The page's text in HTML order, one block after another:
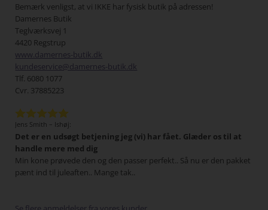
Bemærk venligst, at vi IKKE har fysisk butik på adressen!
Damernes Butik
Teglværksvej 1
4420 Regstrup
www.damernes-butik.dk
kundeservice@damernes-butik.dk
Tlf. 6080 1077
Cvr. 37885223
Jens Smith – Ishøj:
Det er en udsøgt betjening jeg (vi) har fået. Glæder os til at
handle mere med dig
Min kone prøvede den og den passer perfekt.. Så nu er den pakket
pænt ind til juleaften.. Mange tak..